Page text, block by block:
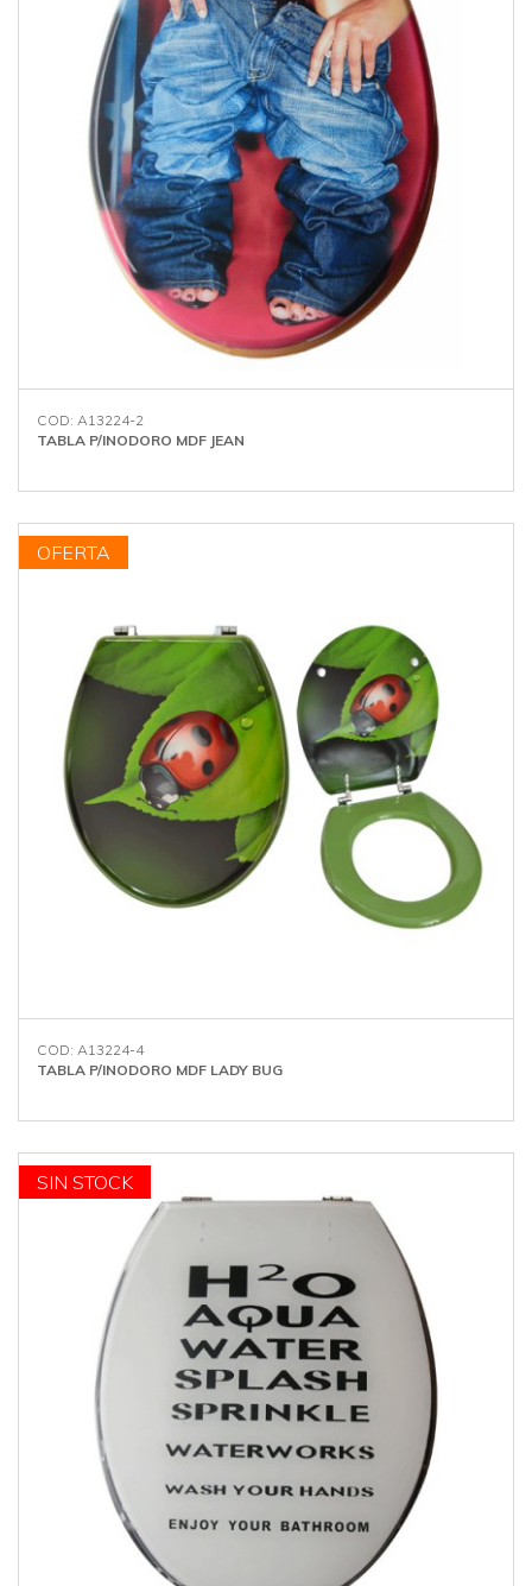
COD: A13224-2
TABLA P/INODORO MDF JEAN
OFERTA
COD: A13224-4
TABLA P/INODORO MDF LADY BUG
OFERTA
SIN STOCK